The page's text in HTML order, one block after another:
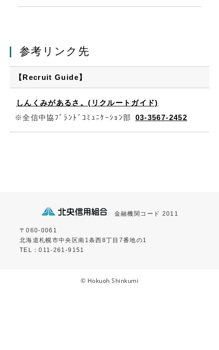
参考リンク先
【Recruit Guide】
しんくみがあるさ。(リクルートガイド)
※全信中協ﾌﾞﾗﾝﾄﾞｺﾐｭﾆｹｰｼｮﾝ部
03-3567-2452
金融機関コード 2011
〒060-0061
北海道札幌市中央区南1条西8丁目7番地の1
TEL：011-261-9151
© Hokuoh Shinkumi